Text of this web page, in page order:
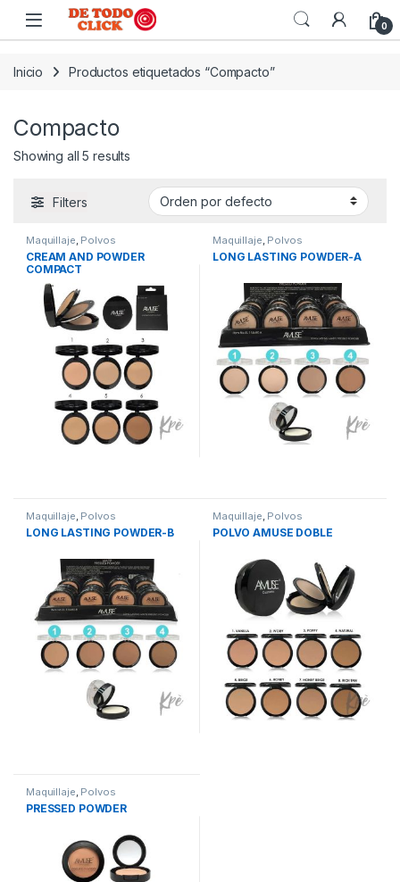
Saltar a Navegar
Saltar al contenido
0
Inicio Productos etiquetados “Compacto”
Compacto
Showing all 5 results
Filters
Maquillaje, Polvos
CREAM AND POWDER
COMPACT
Maquillaje, Polvos
LONG LASTING POWDER-A
Maquillaje, Polvos
LONG LASTING POWDER-B
Maquillaje, Polvos
POLVO AMUSE DOBLE
Maquillaje, Polvos
PRESSED POWDER